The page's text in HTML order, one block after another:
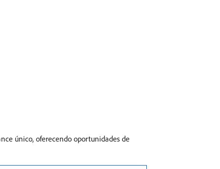
único, oferecendo oportunidades de